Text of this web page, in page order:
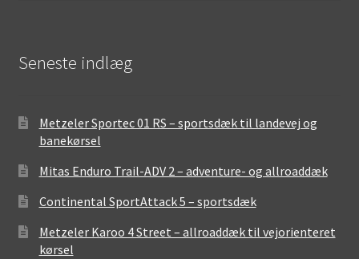
Seneste indlæg
Metzeler Sportec 01 RS – sportsdæk til landevej og
banekørsel
Mitas Enduro Trail-ADV 2 – adventure- og allroaddæk
Continental SportAttack 5 – sportsdæk
Metzeler Karoo 4 Street – allroaddæk til vejorienteret
kørsel